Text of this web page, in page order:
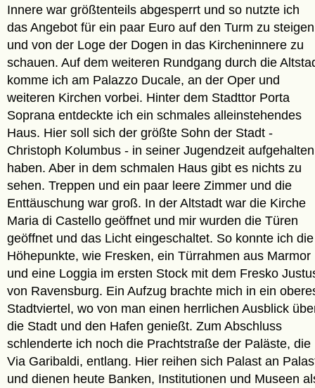
Innere war größtenteils abgesperrt und so nutzte ich
das Angebot für ein paar Euro auf den Turm zu steigen
und von der Loge der Dogen in das Kircheninnere zu
schauen. Auf dem weiteren Rundgang durch die
komme ich am Palazzo Ducale, an der Oper und
weiteren Kirchen vorbei. Hinter dem Stadttor Porta
Soprana entdeckte ich ein schmales alleinstehendes
Haus. Hier soll sich der größte Sohn der Stadt -
Christoph Kolumbus - in seiner Jugendzeit aufgehalten
haben. Aber in dem schmalen Haus gibt es nichts zu
sehen. Treppen und ein paar leere Zimmer und die
Enttäuschung war groß. In der Altstadt war die Kirche
Maria di Castello geöffnet und mir wurden die Türen
geöffnet und das Licht eingeschaltet. So konnte ich die
Höhepunkte, wie Fresken, ein Türrahmen aus Marmor
und eine Loggia im ersten Stock mit dem Fresko
von Ravensburg. Ein Aufzug brachte mich in ein
Stadtviertel, wo von man einen herrlichen Ausblick
die Stadt und den Hafen genießt. Zum Abschluss
schlenderte ich noch die Prachtstraße der Paläste, die
Via Garibaldi, entlang. Hier reihen sich Palast an
und dienen heute Banken, Institutionen und Museen